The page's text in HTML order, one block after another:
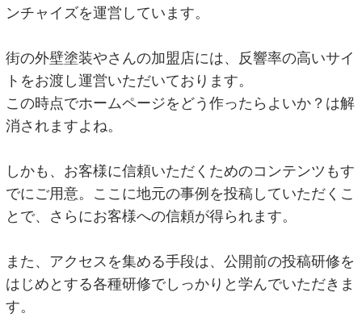
ンチャイズを運営しています。
街の外壁塗装やさんの加盟店には、反響率の高いサイ
トをお渡し運営いただいております。
この時点でホームページをどう作ったらよいか？は解
消されますよね。
しかも、お客様に信頼いただくためのコンテンツもす
でにご用意。ここに地元の事例を投稿していただくこ
とで、さらにお客様への信頼が得られます。
また、アクセスを集める手段は、公開前の投稿研修を
はじめとする各種研修でしっかりと学んでいただきま
す。